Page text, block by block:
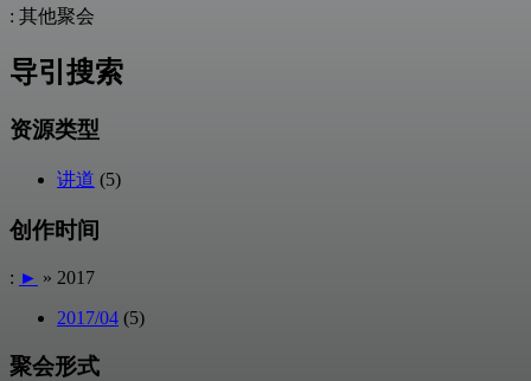
: 其他聚会
导引搜索
资源类型
讲道 (5)
创作时间
: ► » 2017
2017/04 (5)
聚会形式